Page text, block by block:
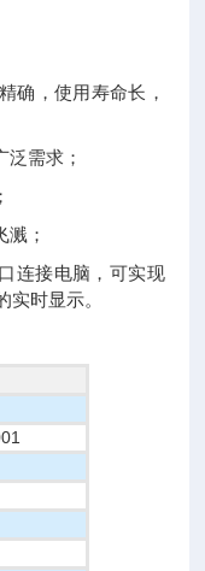
确，使用寿命长，
需求；
；
连接电脑，可实现
时显示。